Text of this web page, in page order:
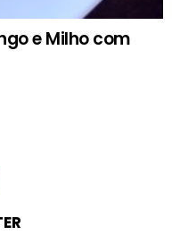
e Milho com